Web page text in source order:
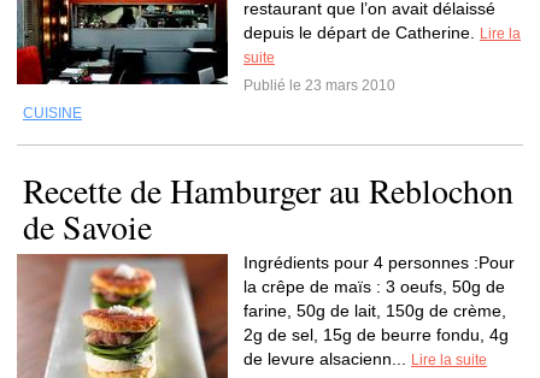
restaurant que l’on avait délaissé
depuis le départ de Catherine.
Lire la
suite
Publié le 23 mars 2010
CUISINE
Recette de Hamburger au Reblochon
de Savoie
Ingrédients pour 4 personnes :Pour
la crêpe de maïs : 3 oeufs, 50g de
farine, 50g de lait, 150g de crème,
2g de sel, 15g de beurre fondu, 4g
de levure alsacienn...
Lire la suite